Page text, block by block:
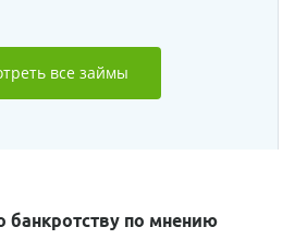
все займы
банкротству по мнению